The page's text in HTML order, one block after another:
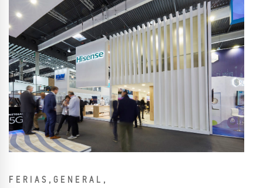
FERIAS , GENERAL ,